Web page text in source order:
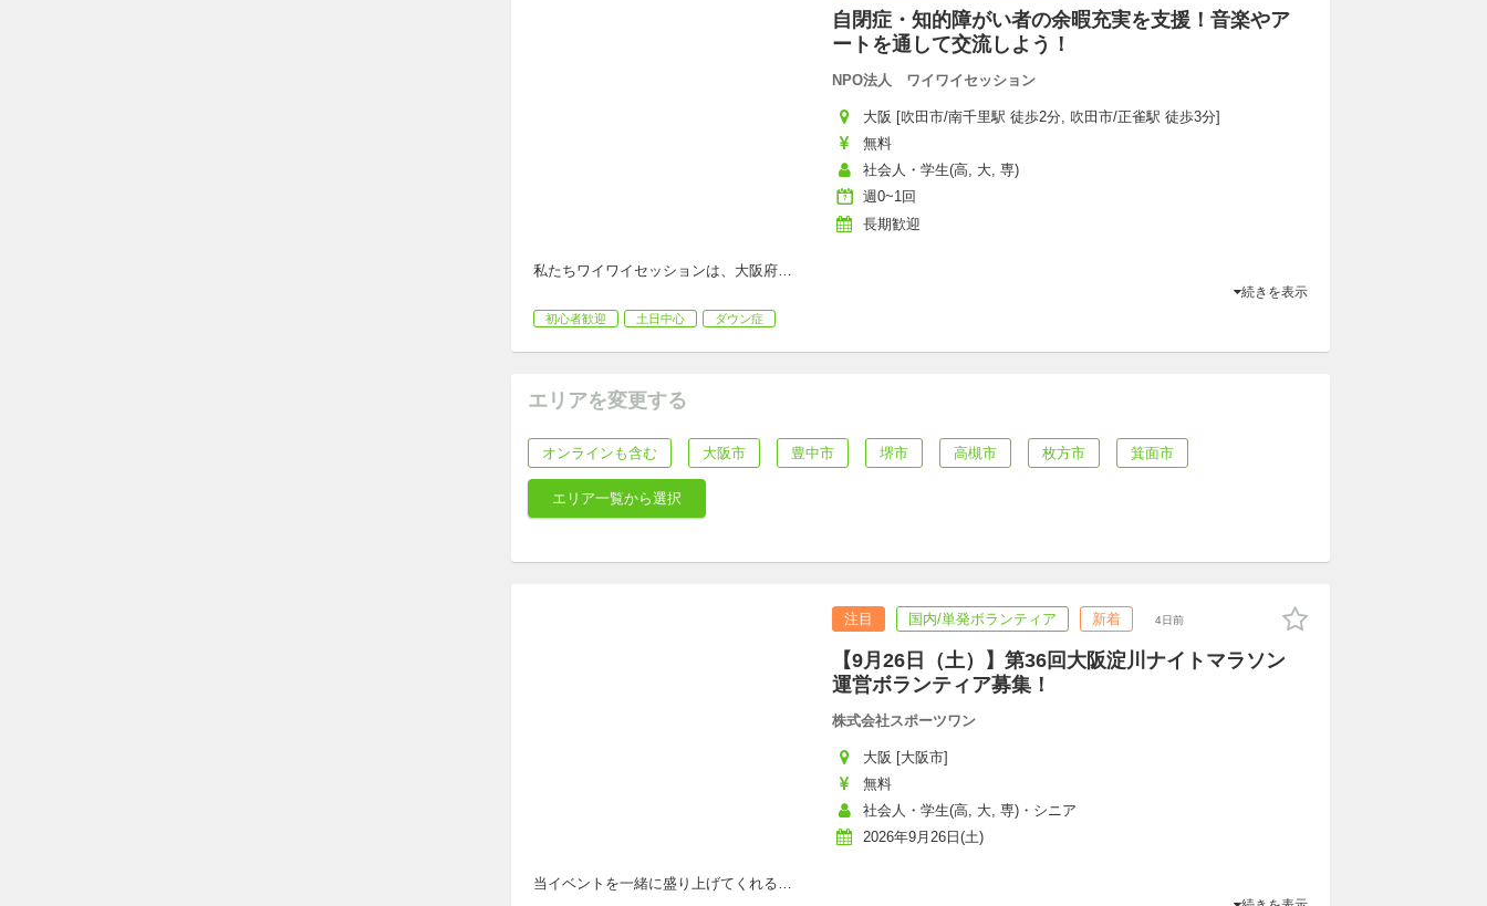
自閉症・知的障がい者の余暇充実を支援！音楽やア
ートを通して交流しよう！
NPO法人 ワイワイセッション
大阪 [吹田市/南千里駅 徒歩2分, 吹田市/正雀駅 徒歩3分]
無料
社会人・学生(高, 大, 専)
週0~1回
長期歓迎
私たちワイワイセッションは、大阪府…
続きを表示
初心者歓迎 土日中心 ダウン症
エリアを変更する
オンラインも含む 大阪市 豊中市 堺市 高槻市 枚方市 箕面市
エリア一覧から選択
注目 国内/単発ボランティア 新着 4日前
【9月26日（土）】第36回大阪淀川ナイトマラソン
運営ボランティア募集！
株式会社スポーツワン
大阪 [大阪市]
無料
社会人・学生(高, 大, 専)・シニア
2026年9月26日(土)
当イベントを一緒に盛り上げてくれる…